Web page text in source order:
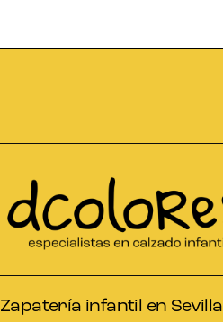
Zapatería infantil en Sevilla